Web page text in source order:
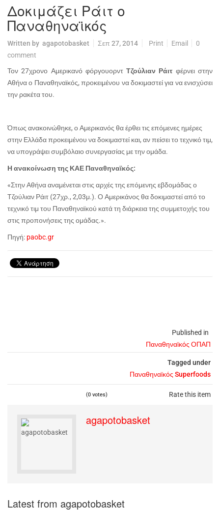
Δοκιμάζει Ράιτ ο
Παναθηναϊκός
Written by agapotobasket Σεπ 27, 2014 Print Email
0
comment
Published in
Παναθηναϊκός ΟΠΑΠ
Tagged under
Παναθηναϊκός Superfoods
Rate this item
(0 votes)
Τον 27χρονο Αμερικανό φόργουορντΤζούλιαν Ράιτ φέρνει στην
Αθήνα ο Παναθηναϊκός, προκειμένου να δοκιμαστεί για να ενισχύσει
την ρακέτα του.
Όπως ανακοινώθηκε, ο Αμερικανός θα έρθει τις επόμενες ημέρες
στην Ελλάδα προκειμένου να δοκιμαστεί και, αν πείσει το τεχνικό τιμ,
να υπογράψει συμβόλαιο συνεργασίας με την ομάδα.
Η ανακοίνωση της ΚΑΕ Παναθηναϊκός:
«Στην Αθήνα αναμένεται στις αρχές της επόμενης εβδομάδας ο
Τζούλιαν Ράιτ (27χρ., 2,03μ.). Ο Αμερικάνος θα δοκιμαστεί από το
τεχνικό τιμ του Παναθηναϊκού κατά τη διάρκεια της συμμετοχής του
στις προπονήσεις της ομάδας.».
Πηγή: paobc.gr
agapotobasket
Latest from agapotobasket